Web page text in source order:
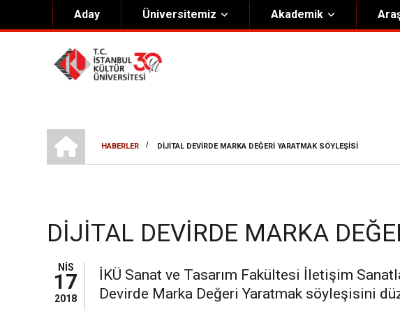
Aday Üniversitemiz
Hakkımızda
Genel Bilgiler
Misyon & Vizyon
Kültür Koleji Vakfı ( KEV )
İKÜ Ödülleri
Mevzuat
Onursal Doktora
Organizasyon Şeması
Akademik
SAYFA
HABERLER
/ DIJITAL DEVIRDE MARKA DEĞERI YARATMAK SÖYLEŞISI
DIJITAL DEVIRDE MARKA
NIS
17
2018
İKÜ Sanat ve Tasarım Fakültesi İletişim
Devirde Marka Değeri Yaratmak söyleşisini